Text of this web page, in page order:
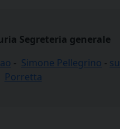
Segreteria generale
- Simone Pellegrino -
Porretta